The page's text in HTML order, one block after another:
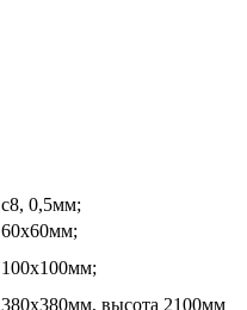
с8, 0,5мм;
60х60мм;
100х100мм;
380х380мм, высота 2100мм